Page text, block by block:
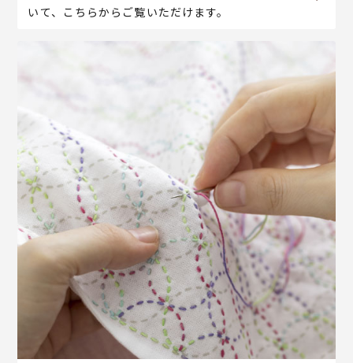
いて、こちらからご覧いただけます。